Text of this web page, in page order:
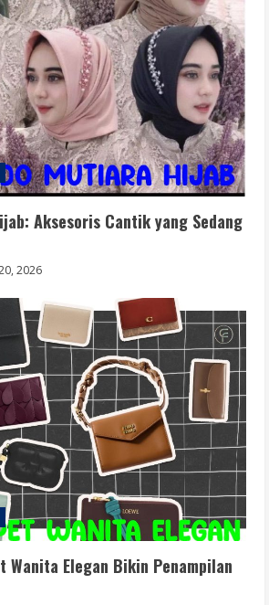
Aksesoris Cantik yang Sedang
2026
Wanita Elegan Bikin Penampilan